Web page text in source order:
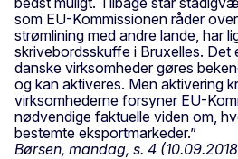
som EU-Kommissionen råder
strømlining med andre lande, har
skrivebordsskuffe i Bruxelles. Det
danske virksomheder gøres
og kan aktiveres. Men aktivering
virksomhederne forsyner EU-
nødvendige faktuelle viden om,
bestemte eksportmarkeder.”
Børsen, mandag, s. 4